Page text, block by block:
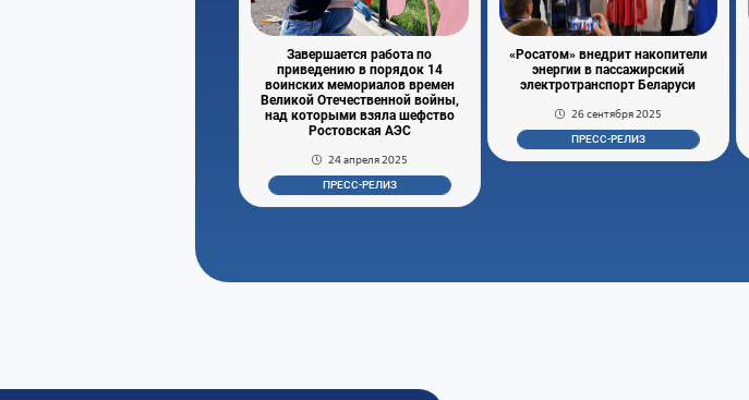
Завершается работа по
приведению в порядок 14
воинских мемориалов времен
Великой Отечественной войны,
над которыми взяла шефство
Ростовская АЭС
24 апреля 2025
ПРЕСС-РЕЛИЗ
«Росатом» внедрит накопители
энергии в пассажирский
электротранспорт Беларуси
26 сентября 2025
ПРЕСС-РЕЛИЗ